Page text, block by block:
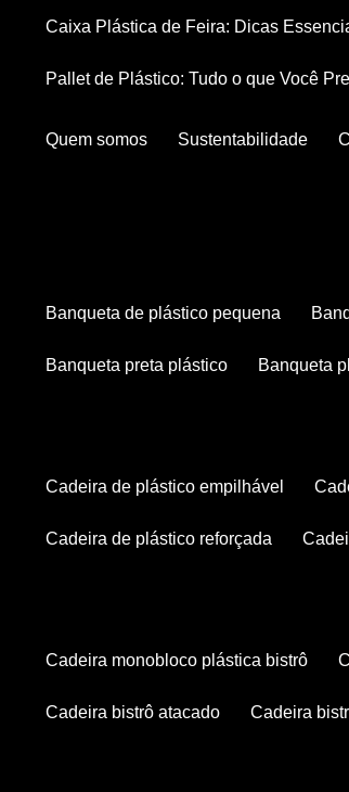
Caixa Plástica de Feira: Dicas
Pallet de Plástico: Tudo o que Você
Quem somos Sustentabilidade
banqueta de plástico pequena
banqueta preta plástico banqueta
cadeira de plástico empilhável
cadeira de plástico reforçada
cadeira monobloco plástica bistrô
cadeira bistrô atacado cadeira